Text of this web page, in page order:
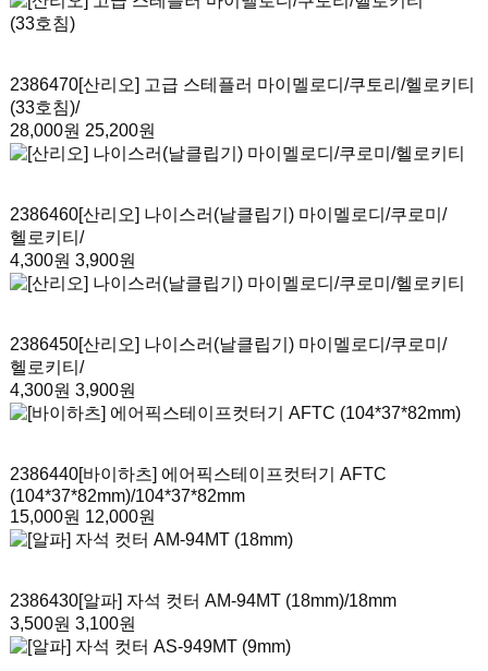
2386470[산리오] 고급 스테플러 마이멜로디/쿠토리/헬로키티
(33호침)/
28,000원 25,200원
2386460[산리오] 나이스러(날클립기) 마이멜로디/쿠로미/
헬로키티 /
4,300원 3,900원
2386450[산리오] 나이스러(날클립기) 마이멜로디/쿠로미/
헬로키티 /
4,300원 3,900원
2386440[바이하츠] 에어픽스테이프컷터기 AFTC
(104*37*82mm)/104*37*82mm
15,000원 12,000원
2386430[알파] 자석 컷터 AM-94MT (18mm)/18mm
3,500원 3,100원